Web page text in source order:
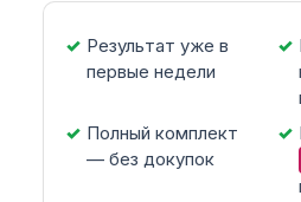
Результат уже в
первые недели
Полный комплект
— без докупок